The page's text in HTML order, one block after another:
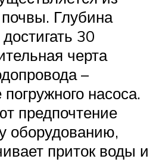
Глубина
30
черта
–
насоса.
предпочтение
оборудованию,
приток воды и